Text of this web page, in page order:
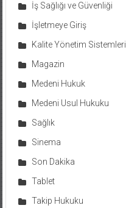
İş Sağlığı ve Güvenliği
İşletmeye Giriş
Kalite Yönetim Sistemleri
Magazin
Medeni Hukuk
Medeni Usul Hukuku
Sağlık
Sinema
Son Dakika
Tablet
Takip Hukuku